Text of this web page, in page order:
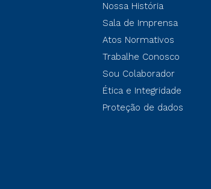
Nossa História
Sala de Imprensa
Atos Normativos
Trabalhe Conosco
Sou Colaborador
Ética e Integridade
Proteção de dados